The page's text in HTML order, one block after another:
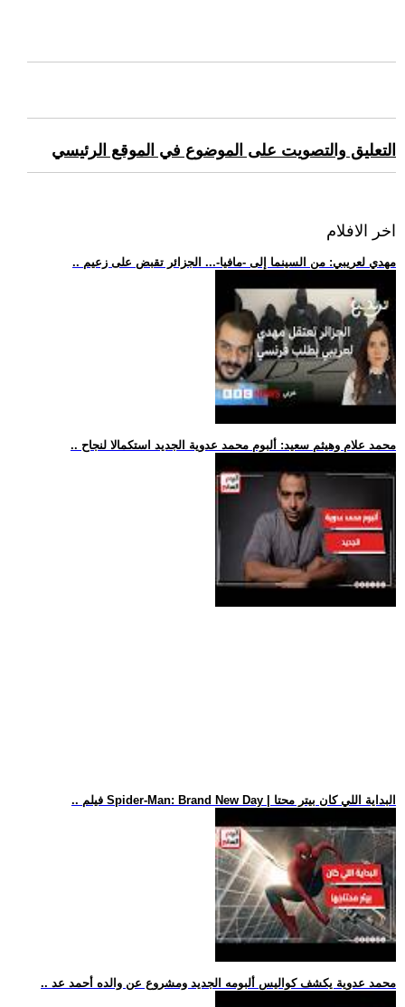
التعليق والتصويت على الموضوع في الموقع الرئيسي
اخر الافلام
.. مهدي لعريبي: من السينما إلى -مافيا-... الجزائر تقبض على زعيم
.. محمد علام وهيثم سعيد: ألبوم محمد عدوية الجديد استكمالا لنجاح
.. فيلم Spider-Man: Brand New Day | البداية اللي كان بيتر محتا
.. محمد عدوية يكشف كواليس ألبومه الجديد ومشروع عن والده أحمد عد